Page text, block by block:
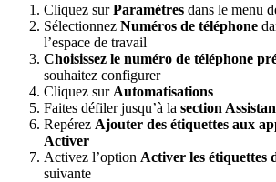
Cliquez surParamètres dans le menu
Sélectionnez Numéros de téléphone
l’espace de travail
Choisissez le numéro de téléphone
souhaitez configurer
Cliquez sur Automatisations
Faites défiler jusqu’à la section
Repérez Ajouter des étiquettes aux
Activer
Activez l’option Activer les étiquettes
suivante